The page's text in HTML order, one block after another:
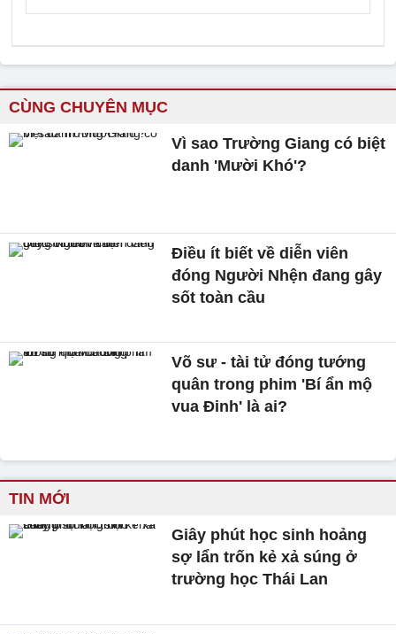
CÙNG CHUYÊN MỤC
Vì sao Trường Giang có biệt
danh 'Mười Khó'?
Điều ít biết về diễn viên
đóng Người Nhện đang gây
sốt toàn cầu
Võ sư - tài tử đóng tướng
quân trong phim 'Bí ẩn mộ
vua Đinh' là ai?
TIN MỚI
Giây phút học sinh hoảng
sợ lẩn trốn kẻ xả súng ở
trường học Thái Lan